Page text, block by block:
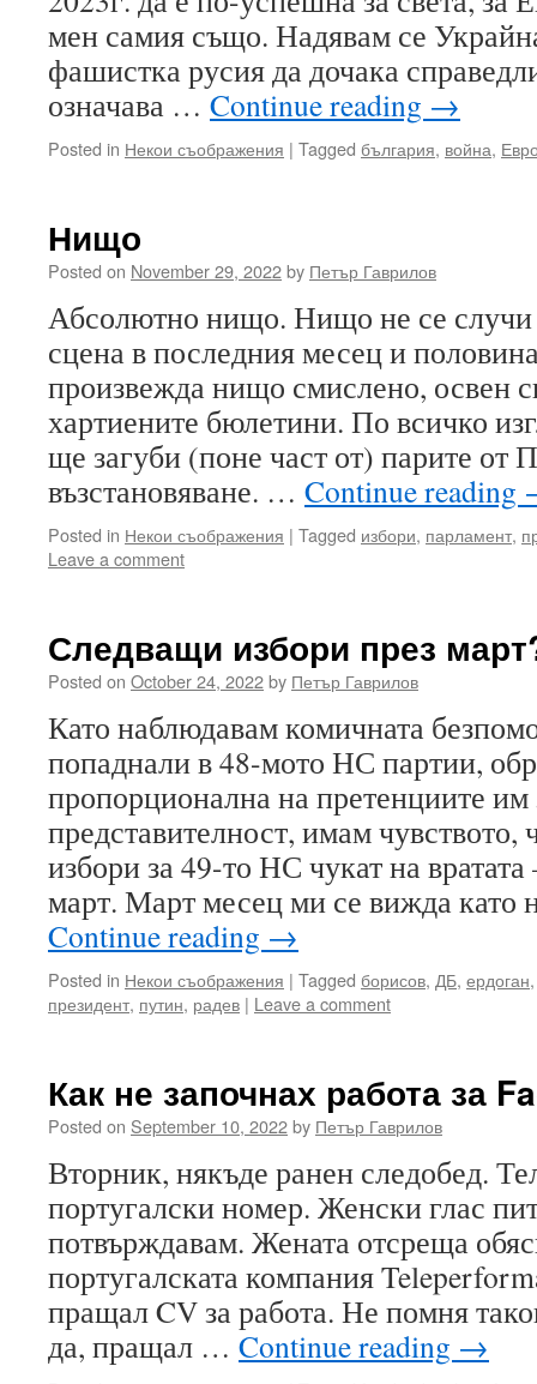
мен самия също. Надявам се
фашистка русия да дочака
означава … Continue reading →
Posted in Некои съображения | Tagged българия, война,
Нищо
Posted on November 29, 2022by Петър Гаврилов
Абсолютно нищо. Нищо не се случи
сцена в последния месец и
произвежда нищо смислено, освен
хартиените бюлетини. По всичко
ще загуби (поне част от) парите от
възстановяване. … Continue reading
Posted in Некои съображения | Tagged избори, парламент,
Leave a comment
Следващи избори през
Posted on October 24, 2022by Петър Гаврилов
Като наблюдавам комичната
попаднали в 48-мото НС партии,
пропорционална на претенциите им
представителност, имам чувството,
избори за 49-то НС чукат на вратата
март. Март месец ми се вижда като
Continue reading →
Posted in Некои съображения | Tagged борисов, ДБ, ердоган
президент, путин, радев | Leave a comment
Как не започнах работа за
Posted on September 10, 2022by Петър Гаврилов
Вторник, някъде ранен следобед.
португалски номер. Женски глас
потвърждавам. Жената отсреща
португалската компания
пращал CV за работа. Не помня
да, пращал … Continue reading →